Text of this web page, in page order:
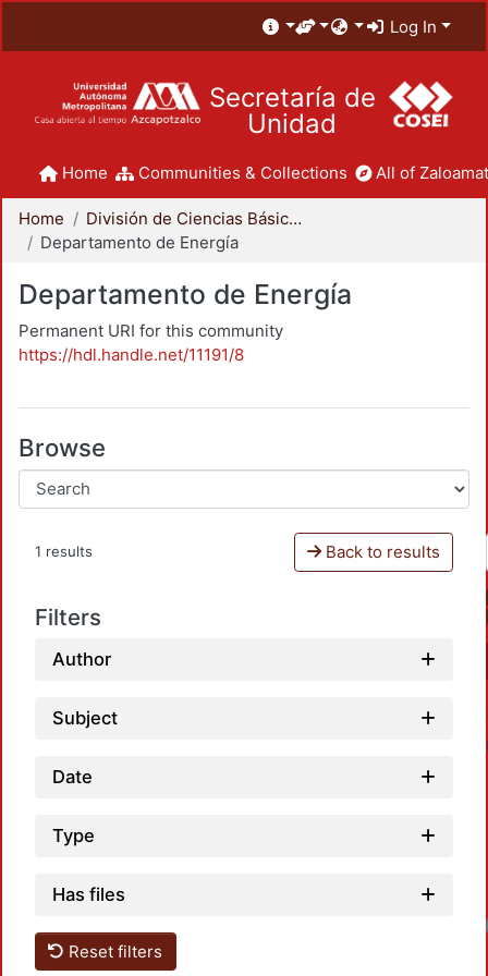
Log In
Secretaría de
Unidad
Home Communities & Collections All of
Home
División de Ciencias Básicas e Ingeniería
Departamento de Energía
Departamento de Energía
Permanent URI for this community
https://hdl.handle.net/11191/8
Browse
1 results Back to results
Filters
Author
Subject
Date
Type
Has files
Reset filters